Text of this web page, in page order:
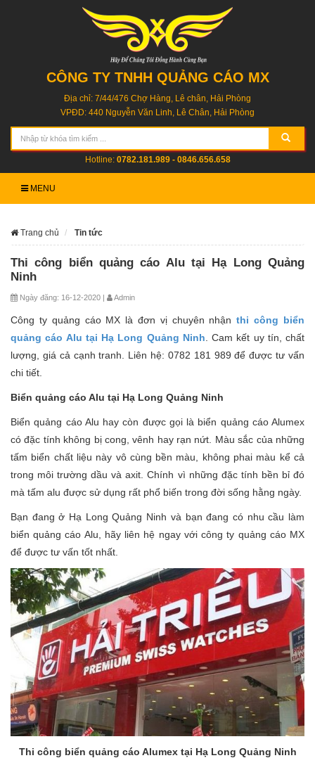
CÔNG TY TNHH QUẢNG CÁO MX
Địa chỉ: 7/44/476 Chợ Hàng, Lê chân, Hải Phòng
VPĐD: 440 Nguyễn Văn Linh, Lê Chân, Hải Phòng
Hotline: 0782.181.989 - 0846.656.658
MENU
Trang chủ Tin tức
Thi công biển quảng cáo Alu tại Hạ Long Quảng
Ninh
Ngày đăng: 16-12-2020 | Admin
Công ty quảng cáo MX là đơn vị chuyên nhậnthi công biển
quảng cáo Alu tại Hạ Long Quảng Ninh . Cam kết uy tín, chất
lượng, giá cả cạnh tranh. Liên hệ: 0782 181 989 để được tư vấn
chi tiết.
Biển quảng cáo Alu tại Hạ Long Quảng Ninh
Biển quảng cáo Alu hay còn được gọi là biển quảng cáo Alumex
có đặc tính không bị cong, vênh hay rạn nứt. Màu sắc của những
tấm biển chất liệu này vô cùng bền màu, không phai màu kể cả
trong môi trường dầu và axit. Chính vì những đặc tính bền bỉ đó
mà tấm alu được sử dụng rất phổ biến trong đời sống hằng ngày.
Bạn đang ở Hạ Long Quảng Ninh và bạn đang có nhu cầu làm
biển quảng cáo Alu, hãy liên hệ ngay với công ty quảng cáo MX
để được tư vấn tốt nhất.
Thi công biển quảng cáo Alumex tại Hạ Long Quảng Ninh